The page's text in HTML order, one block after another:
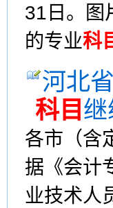
31日。图
的专业科
河北
科目 继
各市（含
据《会计
业技术人